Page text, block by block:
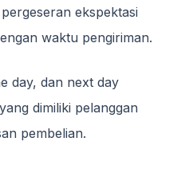
ekspektasi
waktu pengiriman.
day, dan next day
dimiliki pelanggan
pembelian.